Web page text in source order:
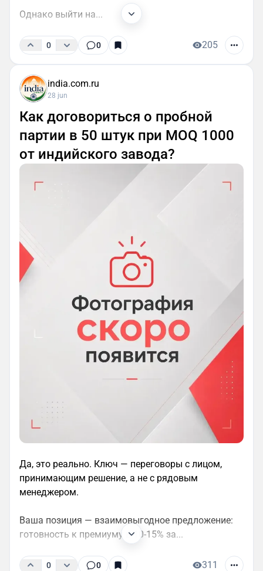
Однако выйти на...
0 0 205
india.com.ru
28 jun
Как договориться о пробной
партии в 50 штук при MOQ 1000
от индийского завода?
Да, это реально. Ключ — переговоры с лицом,
принимающим решение, а не с рядовым
менеджером.
Ваша позиция — взаимовыгодное предложение:
готовность к премиуму в 10-15% за...
0 0 311